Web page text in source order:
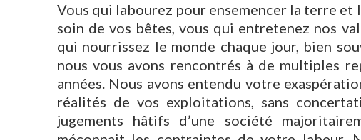
Vous qui labourez pour ensemencer la terre
soin de vos bêtes, vous qui entretenez nos
qui nourrissez le monde chaque jour, bien
nous vous avons rencontrés à de multiples
années. Nous avons entendu votre
réalités de vos exploitations, sans
jugements hâtifs d’une société